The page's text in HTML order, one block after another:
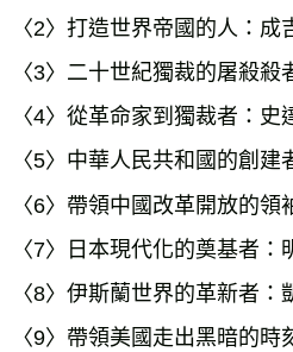
〈2〉打造世界帝國的人：成
〈3〉二十世紀獨裁的屠殺殺
〈4〉從革命家到獨裁者：史
〈5〉中華人民共和國的創建
〈6〉帶領中國改革開放的領
〈7〉日本現代化的奠基者：
〈8〉伊斯蘭世界的革新者：
〈9〉帶領美國走出黑暗的時